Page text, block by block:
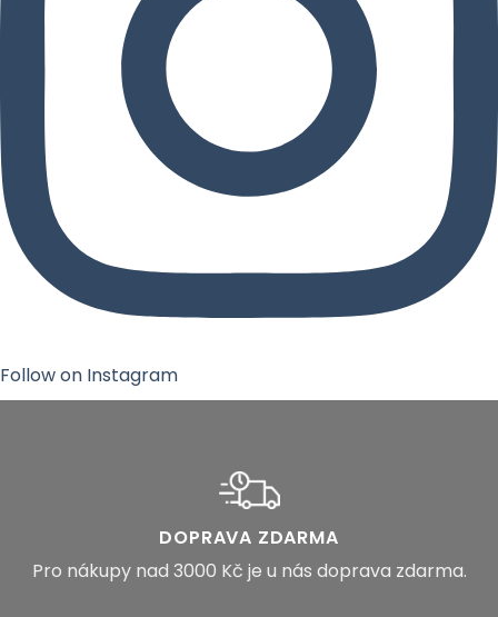
Follow on Instagram
DOPRAVA ZDARMA
Pro nákupy nad 3000 Kč je u nás doprava zdarma.